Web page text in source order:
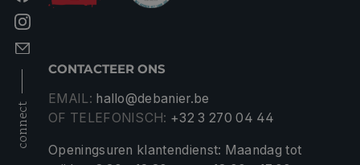
connect
CONTACTEER ONS
EMAIL: hallo@debanier.be
OF TELEFONISCH: +32 3 270 04 44
Openingsuren klantendienst: Maandag tot